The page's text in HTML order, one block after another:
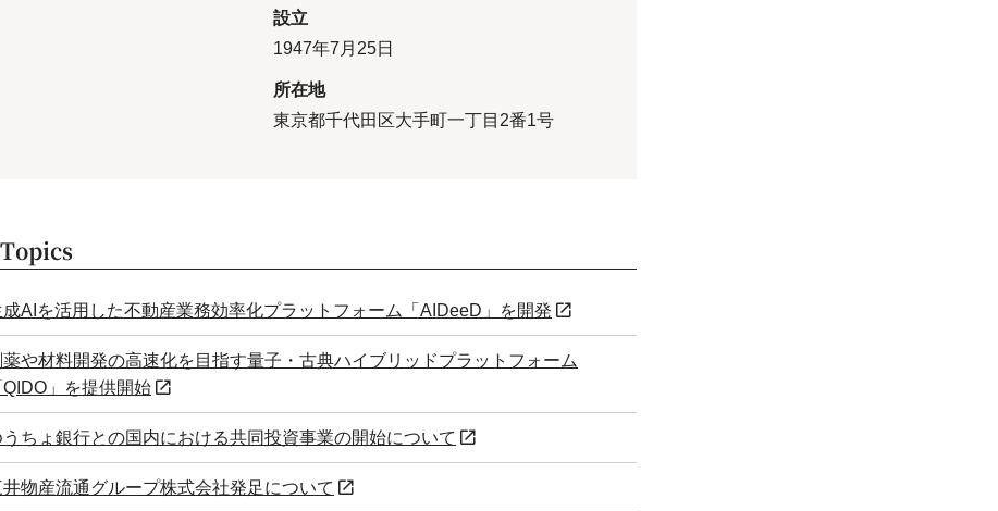
設立
1947年7月25日
所在地
東京都千代田区大手町一丁目2番1号
成AIを活用した不動産業務効率化プラットフォーム「AIDeeD」を開発
薬や材料開発の高速化を目指す量子・古典ハイブリッドプラットフォーム
QIDO」を提供開始
うちょ銀行との国内における共同投資事業の開始について
井物産流通グループ株式会社発足について